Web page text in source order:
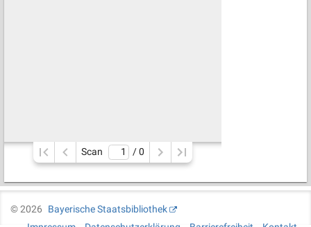
Scan / 0
©2026
Bayerische Staatsbibliothek